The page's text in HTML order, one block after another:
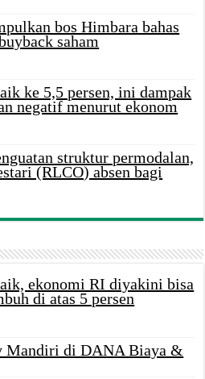
bos Himbara bahas
saham
ke 5,5 persen, ini dampak
negatif menurut ekonom
struktur permodalan,
(RLCO) absen bagi
ekonomi RI diyakini bisa
di atas 5 persen
Mandiri di DANA Biaya &